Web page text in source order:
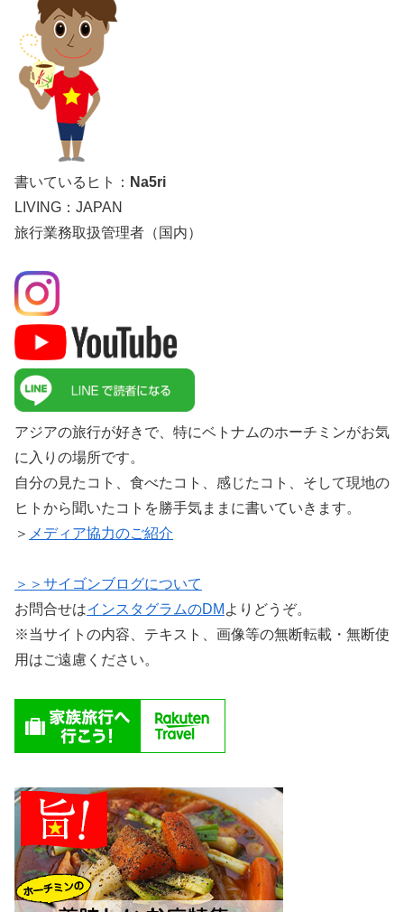
書いているヒト： Na5ri
LIVING：JAPAN
旅行業務取扱管理者（国内）
アジアの旅行が好きで、特にベトナムのホーチミンがお気
に入りの場所です。
自分の見たコト、食べたコト、感じたコト、そして現地の
ヒトから聞いたコトを勝手気ままに書いていきます。
＞ メディア協力のご紹介
＞＞サイゴンブログについて
お問合せはインスタグラムのDM よりどうぞ。
※当サイトの内容、テキスト、画像等の無断転載・無断使
用はご遠慮ください。